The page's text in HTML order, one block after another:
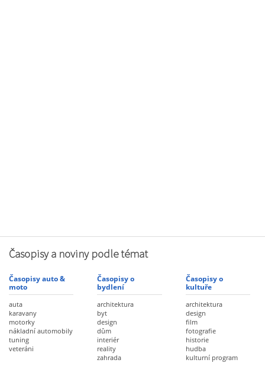
Časopisy a noviny podle témat
Časopisy auto &
moto
auta
karavany
motorky
nákladní automobily
tuning
veteráni
Časopisy o
bydlení
architektura
byt
design
dům
interiér
reality
zahrada
Časopisy o
kultuře
architektura
design
film
fotografie
historie
hudba
kulturní program